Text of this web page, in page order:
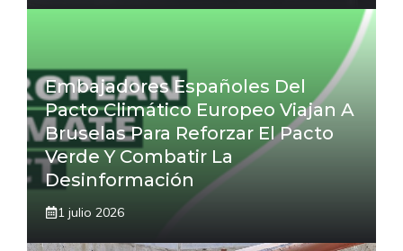
Embajadores Españoles Del
Pacto Climático Europeo Viajan A
Bruselas Para Reforzar El Pacto
Verde Y Combatir La
Desinformación
1 julio 2026